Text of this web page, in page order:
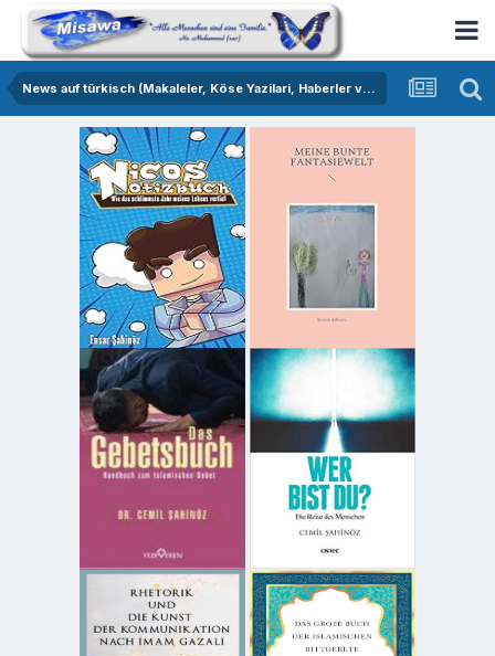
News auf türkisch (Makaleler, Köse Yazilari, Haberler vs.)